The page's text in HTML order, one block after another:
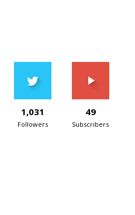
1,031
Followers
49
Subscribers